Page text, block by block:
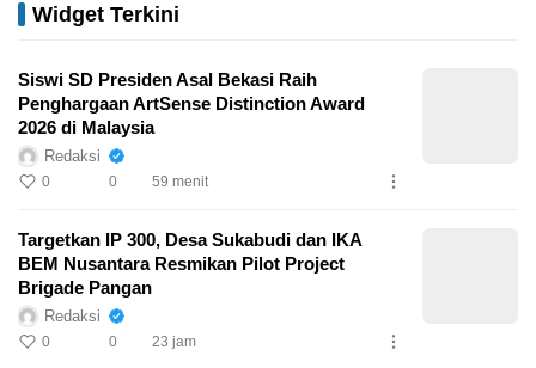
Widget Terkini
Siswi SD Presiden Asal Bekasi Raih
Penghargaan ArtSense Distinction Award
2026 di Malaysia
Redaksi
0 0 59 menit
Targetkan IP 300, Desa Sukabudi dan IKA
BEM Nusantara Resmikan Pilot Project
Brigade Pangan
Redaksi
0 0 23 jam